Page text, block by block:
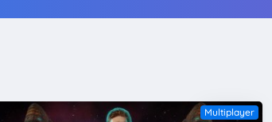
Multiplayer